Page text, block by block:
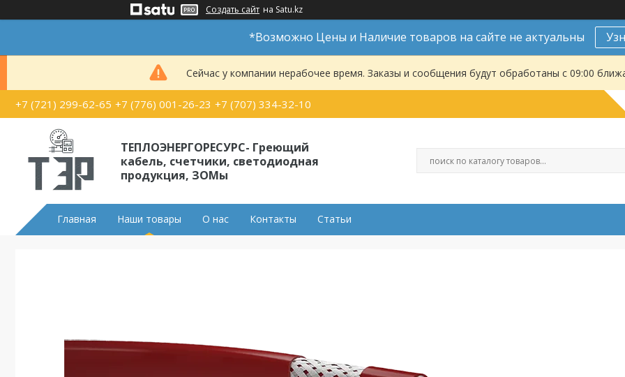
Создать сайт на Satu.kz
*Возможно Цены и Наличие товаров на сайте не актуальны
Сейчас у компании нерабочее время. Заказы и сообщения будут обработаны с 09:00
+7 (721) 299-62-65 +7 (776) 001-26-23 +7 (707) 334-32-10
ТЕПЛОЭНЕРГОРЕСУРС- Греющий
кабель, счетчики, светодиодная
продукция, ЗОМы
Главная Наши товары О нас Контакты Статьи